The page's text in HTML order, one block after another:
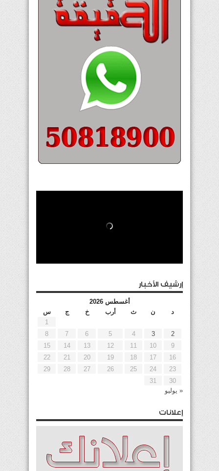
إرشيف الأخبار
أغسطس 2026
د
ن ث أرب خ ج
س
1
2
3
4
5
6
7
8
9
10
11
12
13
14
15
16
17
18
19
20
21
22
23
24
25
26
27
28
29
30
31
« يوليو
إعلانات